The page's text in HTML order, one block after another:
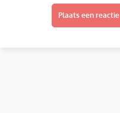
Plaats een reactie